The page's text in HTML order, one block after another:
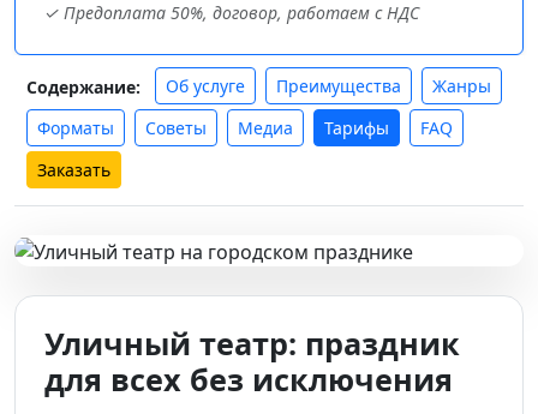
✓ Предоплата 50%, договор, работаем с НДС
Содержание: Об услуге Преимущества
Жанры
Форматы
Советы Медиа Тарифы
FAQ
Заказать
Уличный театр: праздник
для всех без исключения